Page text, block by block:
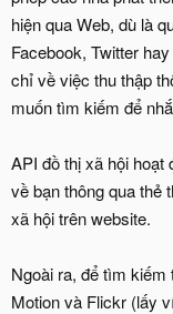
hiện qua Web, dù là
Facebook, Twitter
chỉ về việc thu thập
muốn tìm kiếm để
API đồ thị xã hội
về bạn thông qua thẻ
xã hội trên website.
Ngoài ra, để tìm kiếm
Motion và Flickr (lấy